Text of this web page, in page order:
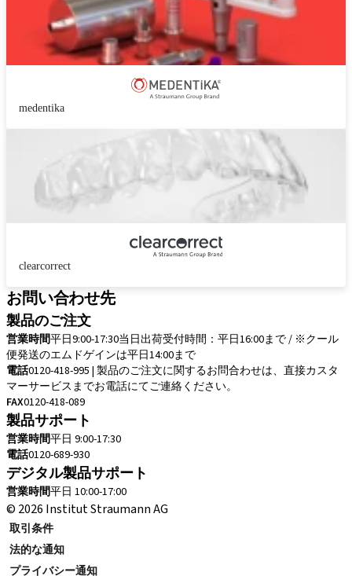
medentika
clearcorrect
お問い合わせ先
製品のご注文
営業時間平日9:00-17:30当日出荷受付時間：平日16:00まで / ※クール
便発送のエムドゲインは平日14:00まで
電話0120-418-995 | 製品のご注文に関するお問合わせは、直接カスタ
マーサービスまでお電話にてご連絡ください。
FAX0120-418-089
製品サポート
営業時間平日 9:00-17:30
電話0120-689-930
デジタル製品サポート
営業時間平日 10:00-17:00
© 2026 Institut Straumann AG
取引条件
法的な通知
プライバシー通知